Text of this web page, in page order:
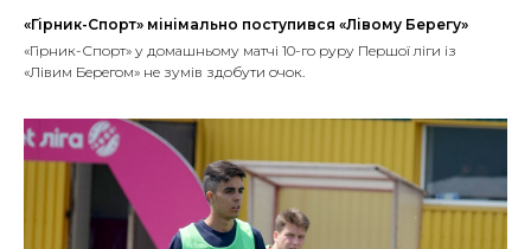
«Гірник-Спорт» мінімально поступився «Лівому Берегу»
«Гірник-Спорт» у домашньому матчі 10-го руру Першої ліги із
«Лівим Берегом» не зумів здобути очок.